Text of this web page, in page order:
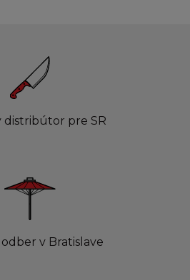
distribútor pre SR
v Bratislave